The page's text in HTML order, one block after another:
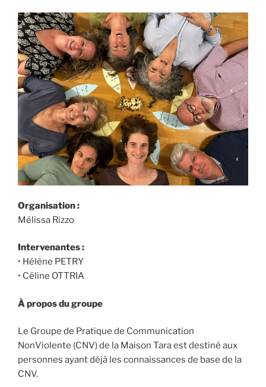
Organisation :
Mélissa Rizzo
Intervenantes :
• Hélène PETRY
• Céline OTTRIA
À propos du groupe
Le Groupe de Pratique de Communication
NonViolente (CNV) de la Maison Tara est destiné aux
personnes ayant déjà les connaissances de base de la
CNV.